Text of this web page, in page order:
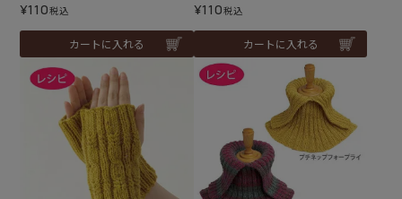
¥110税込
カートに入れる
¥110税込
カートに入れる